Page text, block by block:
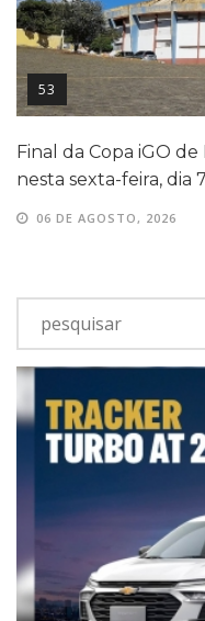
53
Final da Copa iGO
nesta sexta-feira, dia 7
06 DE AGOSTO, 2026